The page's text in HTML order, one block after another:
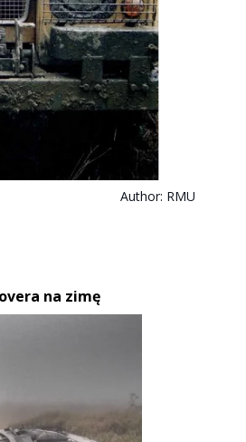
Author: RMU
na zimę